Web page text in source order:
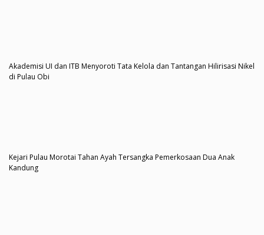
Akademisi UI dan ITB Menyoroti Tata Kelola dan Tantangan Hilirisasi Nikel
di Pulau Obi
Kejari Pulau Morotai Tahan Ayah Tersangka Pemerkosaan Dua Anak
Kandung